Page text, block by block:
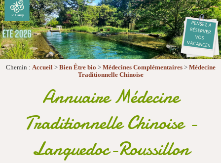
Chemin : Accueil> Bien Être bio > Médecines Complémentaires> Médecine
Traditionnelle Chinoise
Annuaire Médecine
Traditionnelle Chinoise -
Languedoc-Roussillon